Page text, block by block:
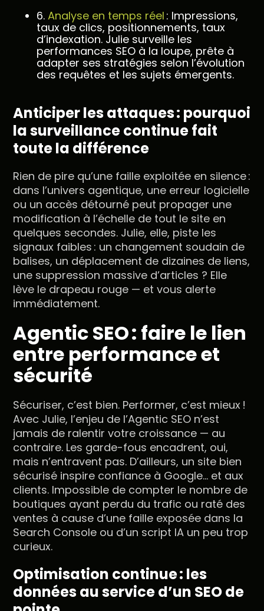
6.Analyse en temps réel : Impressions,
taux de clics, positionnements, taux
d’indexation. Julie surveille les
performances SEO à la loupe, prête à
adapter ses stratégies selon l’évolution
des requêtes et les sujets émergents.
Anticiper les attaques : pourquoi
la surveillance continue fait
toute la différence
Rien de pire qu’une faille exploitée en silence :
dans l’univers agentique, une erreur logicielle
ou un accès détourné peut propager une
modification à l’échelle de tout le site en
quelques secondes. Julie, elle, piste les
signaux faibles : un changement soudain de
balises, un déplacement de dizaines de liens,
une suppression massive d’articles ? Elle
lève le drapeau rouge — et vous alerte
immédiatement.
Agentic SEO : faire le lien
entre performance et
sécurité
Sécuriser, c’est bien. Performer, c’est mieux !
Avec Julie, l’enjeu de l’Agentic SEO n’est
jamais de ralentir votre croissance — au
contraire. Les garde-fous encadrent, oui,
mais n’entravent pas. D’ailleurs, un site bien
sécurisé inspire confiance à Google... et aux
clients. Impossible de compter le nombre de
boutiques ayant perdu du trafic ou raté des
ventes à cause d’une faille exposée dans la
Search Console ou d’un script IA un peu trop
curieux.
Optimisation continue : les
données au service d’un SEO de